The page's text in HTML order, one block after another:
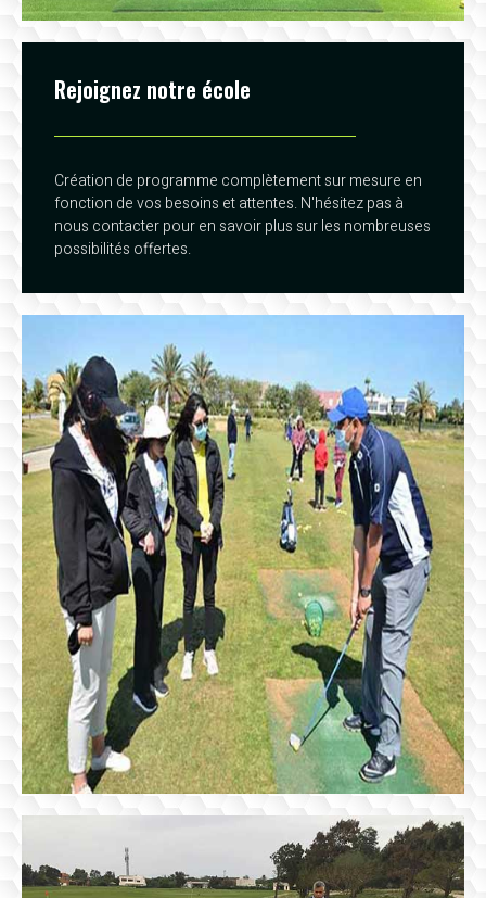
Rejoignez notre école
Création de programme complètement sur mesure en
fonction de vos besoins et attentes. N'hésitez pas à
nous contacter pour en savoir plus sur les nombreuses
possibilités offertes.